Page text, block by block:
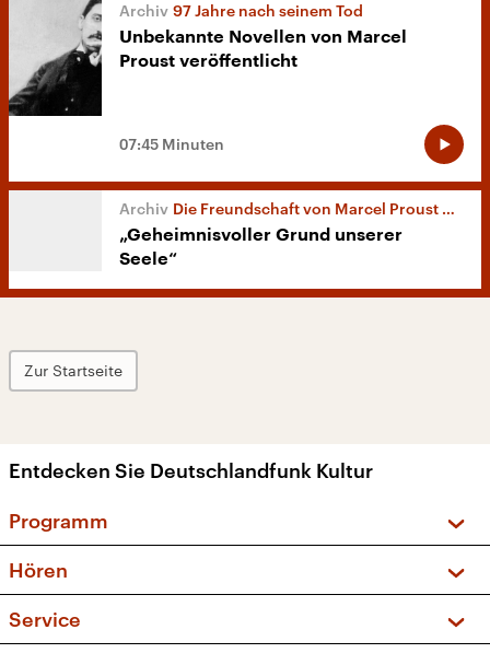
97 Jahre nach seinem Tod
Unbekannte Novellen von Marcel
Proust veröffentlicht
07:45 Minuten
Die Freundschaft von Marcel Proust und Reynaldo Hahn
„Geheimnisvoller Grund unserer
Seele“
Zur Startseite
Entdecken Sie Deutschlandfunk Kultur
Programm
Sendungen und Podcasts
Musikliste
Hören
Frequenzen (UKW + DAB+)
Service